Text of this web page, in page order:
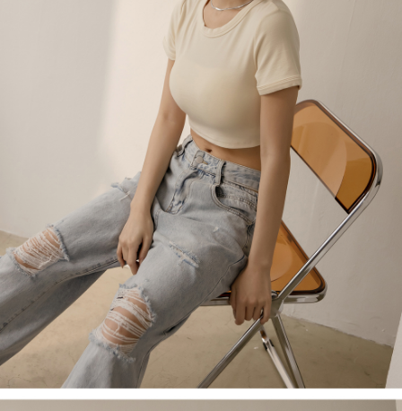
Perkhidmatan ini disediakan oleh Taiwan Mobile Co., Ltd. (“Syarikat”),
yang membolehkan pelanggan membeli barangan atau perkhidmatan
melalui perkhidmatan ini pada masa transaksi. Hasil daripada pembelian
atau pembayaran ansuran akan dipindahkan oleh peniaga kepada
Syarikat, dan pelanggan hendaklah membuat pembayaran mengikut
perjanjian menggunakan sistem bil Syarikat.
Untuk memenuhi hubungan kontrak yang terjalin melalui persetujuan
penggunaan OP Pay Later, peniaga akan memberikan maklumat peribadi
anda (termasuk nama, nombor telefon, atau alamat) kepada Syarikat bagi
tujuan pengumpulan, pemprosesan dan penggunaan data yang
diperlukan untuk pengebilan ansuran, termasuk pengesahan,
pengesahan semula dan pembetulan.
Untuk terma perkhidmatan penuh, sila rujuk pautan berikut:
https://oppay.tw/userRule" target="_blank" class="link revert-
style">https://oppay.tw/userRule
【Panduan Penggunaan Pembayaran Ansuran Gogo】
1. Perkhidmatan ini disediakan oleh Taiwan Mobile, pengguna telefon
mudah alih boleh segera menggunakan tanpa perlu memohon lagi.
1. Jumlah yang diperakui untuk pengguna kali pertama boleh sehingga
NT$10,000. Amaun diperakui sebenar yang diluluskan akan berdasarkan
keputusan pensijilan dan semakan oleh AFTEE.
2. Amaun perbelanjaan minimum mestilah lebih besar daripada NT$20.
3. Pada masa ini hanya tersedia untuk ahli Taiwan.
Ketiga, Syarat Perkhidmatan
Perkhidmatan AFTEE Beli Sekarang Bayar Kemudian disediakan oleh NP
Taiwan, Inc. dan AFTEE akan membuat bil kepada pengguna. AFTEE
akan menggunakan data peribadi yang dikumpul (termasuk nama
pembeli, no. telefon, nama penerima, no. telefon, alamat penerima) untuk
penggunaan perkhidmatan. Sila rujuk kepada "Penyata Pengumpulan
Data Peribadi, Pemprosesan, Penggunaan"
(https://aftee.tw/privacypolicy/
) untuk maklumat lanjut.
Jumlah yang diperakui untuk pengguna kali pertama yang lulus
kelulusan boleh sehingga NT$10,000. Jika pengguna tidak membuat
pembayaran dalam tempoh tersebut, yuran pembayaran lewat sebanyak
20% setahun akan dikenakan. Pengguna bawah umur dikehendaki
mendapatkan kebenaran daripada ibu bapa atau penjaga yang sah
untuk menggunakan AFTEE.
Sila hubungi NP Taiwan Inc. dics_tw@netprotections.co.jpjika anda
mempunyai sebarang kebimbangan mengenai pemprosesan dan
NT$60/pesanan | Penghantaran percuma untuk pesanan
NT$100/pesanan | Penghantaran percuma untuk pesanan
Kadar Penghantaran